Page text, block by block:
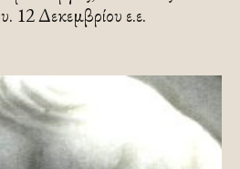
12 Δεκεμβρίου ε.ε.